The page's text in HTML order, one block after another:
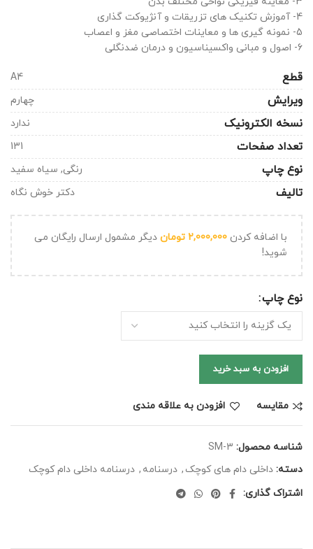
4- آموزش تکنیک های تزریقات و آنژیوکت گذاری
5- نمونه گیری ها و معاینات اختصاصی مغز و اعصاب
6- اصول و مبانی واکسیناسیون و درمان ضدنگلی
قطع A4
ویرایش چهارم
نسخه الکترونیک ندارد
تعداد صفحات 131
نوع چاپ رنگی, سیاه سفید
تالیف دکتر خوش نگاه
با اضافه کردن 2,000,000 تومان دیگر مشمول ارسال رایگان می
شوید!
نوع چاپ
افزودن به سبد خرید
مقايسه افزودن به علاقه مندی
شناسه محصول: SM-3
دسته: داخلی دام های کوچک , درسنامه , درسنامه داخلی دام کوچک
اشتراک گذاری: